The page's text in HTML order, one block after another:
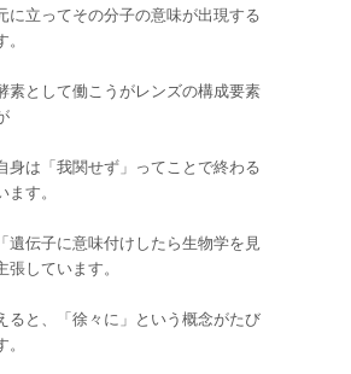
に立ってその分子の意味が出現する
素として働こうがレンズの構成要素
身は「我関せず」ってことで終わる
す。
遺伝子に意味付けしたら生物学を見
張しています。
ると、「徐々に」という概念がたび